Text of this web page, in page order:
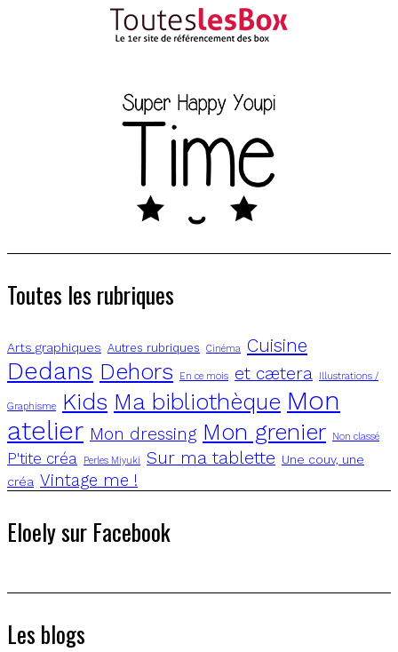
Toutes les rubriques
Arts graphiques Autres rubriques Cinéma Cuisine
Dedans Dehors En ce mois et cætera Illustrations /
Graphisme Kids Ma bibliothèque Mon
atelier Mon dressing Mon grenier Non classé
P'tite créa Perles Miyuki Sur ma tablette Une couv, une
créa Vintage me !
Eloely sur Facebook
Les blogs